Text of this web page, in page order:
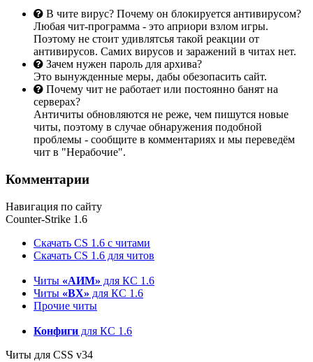
В чите вирус? Почему он блокируется антивирусом?
Любая чит-программа - это априори взлом игры.
Поэтому не стоит удивлятсья такой реакции от
антивирусов. Самих вирусов и заражений в читах нет.
Зачем нужен пароль для архива?
Это вынужденные меры, дабы обезопасить сайт.
Почему чит не работает или постоянно банят на
серверах?
Античиты обновляются не реже, чем пишутся новые
читы, поэтому в случае обнаружения подобной
проблемы - сообщите в комментариях и мы переведём
чит в "Нерабочие".
Комментарии
Навигация по сайту
Counter-Strike 1.6
Скачать CS 1.6 с читами
Скачать CS 1.6 для читов
Читы «АИМ» для КС 1.6
Читы «ВХ» для КС 1.6
Прочие читы
Конфиги для КС 1.6
Читы для CSS v34